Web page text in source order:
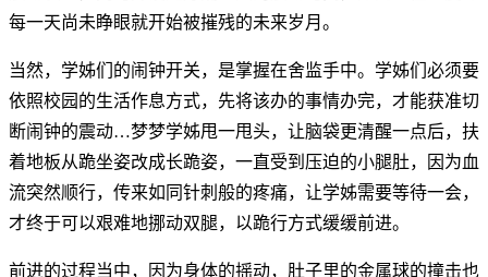
每一天尚未睁眼就开始被摧残的未来岁月。
当然，学姊们的闹钟开关，是掌握在舍监手中。学姊们必须要
依照校园的生活作息方式，先将该办的事情办完，才能获准切
断闹钟的震动…梦梦学姊甩一甩头，让脑袋更清醒一点后，扶
着地板从跪坐姿改成长跪姿，一直受到压迫的小腿肚，因为血
流突然顺行，传来如同针刺般的疼痛，让学姊需要等待一会，
才终于可以艰难地挪动双腿，以跪行方式缓缓前进。
前进的过程当中，因为身体的摇动，肚子里的金属球的撞击也